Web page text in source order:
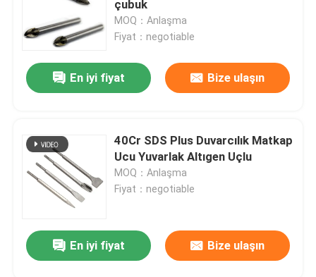
Elmas çekirdek Bit
TCT Daire Testere Bıçağı
Ağaç İşleme Freze Uçları
HSS Makine Muslukları
çubuk
MOQ：Anlaşma
Fiyat：negotiable
En iyi fiyat Bize ulaşın
40Cr SDS Plus Duvarcılık Matkap
Ucu Yuvarlak Altıgen Uçlu
MOQ：Anlaşma
Fiyat：negotiable
En iyi fiyat Bize ulaşın